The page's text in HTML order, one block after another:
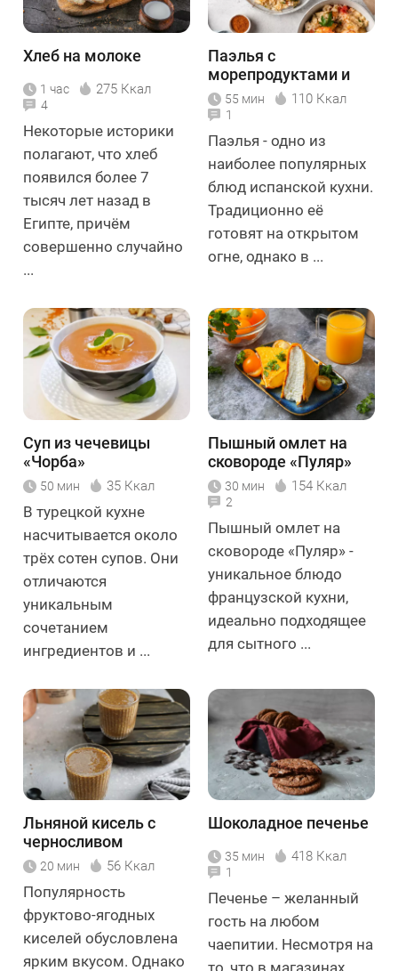
Хлеб на молоке
1 час 275 Ккал
4
Некоторые историки
полагают, что хлеб
появился более 7
тысяч лет назад в
Египте, причём
совершенно случайно
...
Паэлья с
морепродуктами и
курицей
55 мин 110 Ккал
1
Паэлья - одно из
наиболее популярных
блюд испанской кухни.
Традиционно её
готовят на открытом
огне, однако в ...
Суп из чечевицы
«Чорба»
50 мин 35 Ккал
В турецкой кухне
насчитывается около
трёх сотен супов. Они
отличаются
уникальным
сочетанием
ингредиентов и ...
Пышный омлет на
сковороде «Пуляр»
30 мин 154 Ккал
2
Пышный омлет на
сковороде «Пуляр» -
уникальное блюдо
французской кухни,
идеально подходящее
для сытного ...
Льняной кисель с
черносливом
20 мин 56 Ккал
Популярность
фруктово-ягодных
киселей обусловлена
ярким вкусом. Однако
Шоколадное печенье
35 мин 418 Ккал
1
Печенье – желанный
гость на любом
чаепитии. Несмотря на
то, что в магазинах